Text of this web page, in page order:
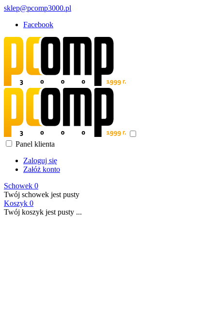
sklep@pcomp3000.pl
Facebook
Panel klienta
Zaloguj się
Załóż konto
Schowek 0
Twój schowek jest pusty
Koszyk 0
Twój koszyk jest pusty ...